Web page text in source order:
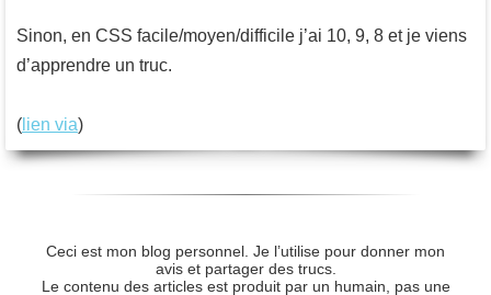
Sinon, en CSS facile/moyen/difficile j’ai 10, 9, 8 et je viens
d’apprendre un truc.
( lien via)
Ceci est mon blog personnel. Je l’utilise pour donner mon
avis et partager des trucs.
Le contenu des articles est produit par un humain, pas une